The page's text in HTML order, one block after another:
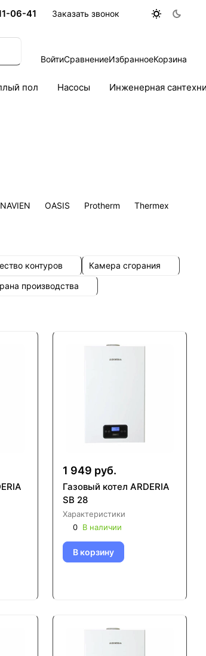
06-41 Заказать звонок
ВойтиСравнениеИзбранноеКорзина
пол Насосы Инженерная
NAVIEN OASIS Protherm
Thermex
контуров
Камера сгорания
производства
1 949 руб.
Газовый котел ARDERIA
SB 28
Характеристики
0 В наличии
В корзину